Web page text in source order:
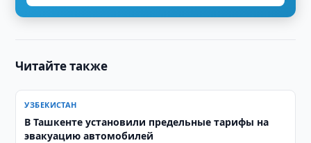
Читайте также
УЗБЕКИСТАН
В Ташкенте установили предельные тарифы на
эвакуацию автомобилей